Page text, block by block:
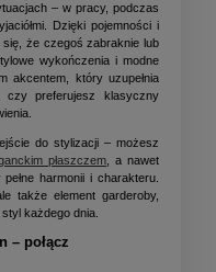
– w pracy, podczas
Dzięki pojemności i
że czegoś zabraknie lub
wykończenia i modne
akcentem, który uzupełnia
czy preferujesz klasyczny
do stylizacji – możesz
płaszczem , a nawet
harmonii i charakteru.
także element garderoby,
każdego dnia.
– połącz